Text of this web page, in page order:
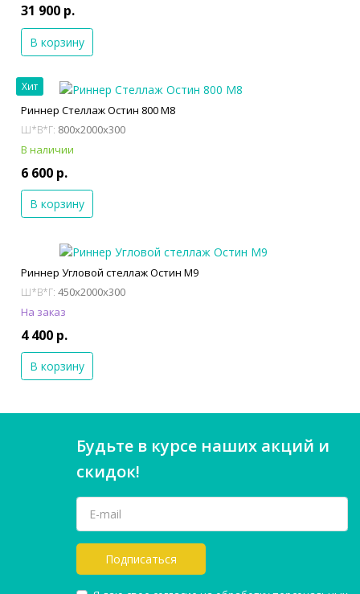
31 900 р.
В корзину
Хит
Риннер Стеллаж Остин 800 М8
Ш*В*Г: 800x2000x300
В наличии
6 600 р.
В корзину
Риннер Угловой стеллаж Остин М9
Ш*В*Г: 450x2000x300
На заказ
4 400 р.
В корзину
Будьте в курсе наших акций и
скидок!
Подписаться